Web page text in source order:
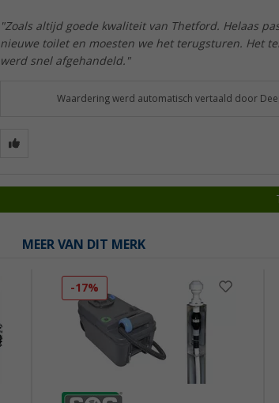
"Zoals altijd goede kwaliteit van Thetford. Helaas
nieuwe toilet en moesten we het terugsturen. Het
werd snel afgehandeld."
Waardering werd automatisch vertaald door
MEER VAN DIT MERK
-17%